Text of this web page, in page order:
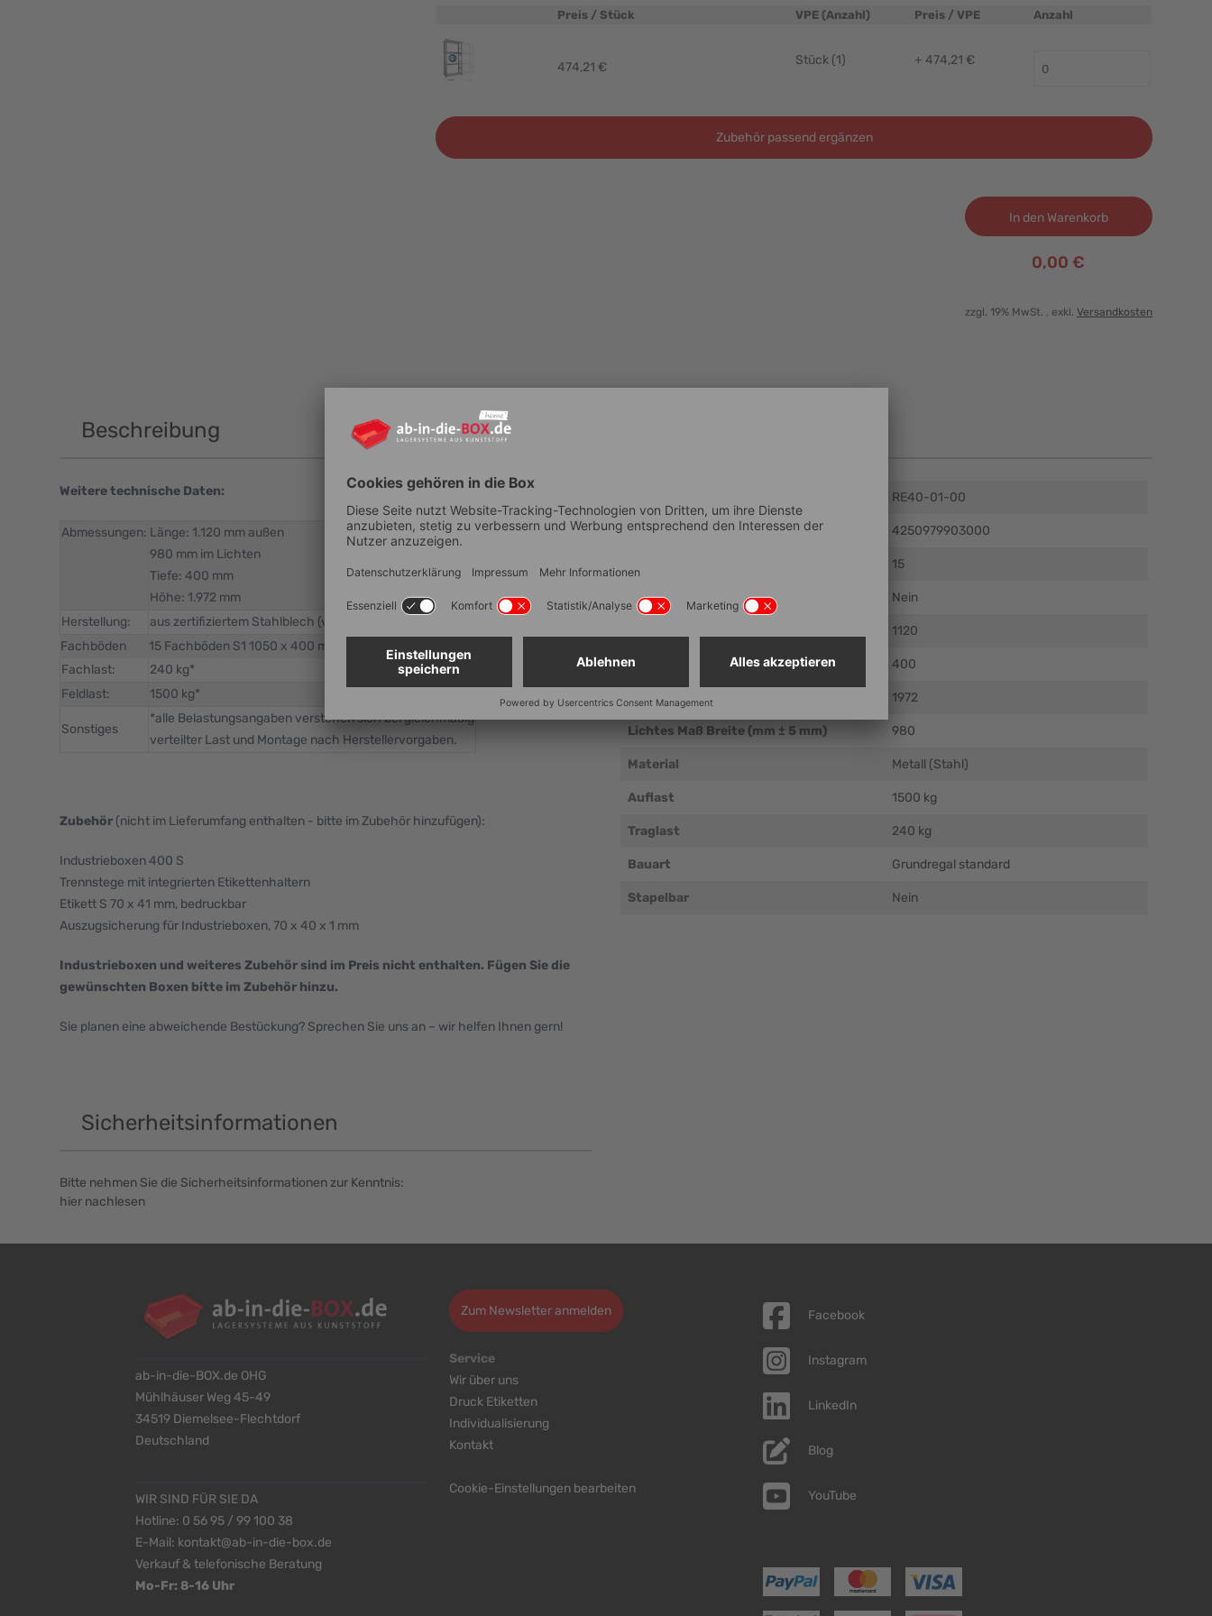
Preis / Stück VPE (Anzahl) Preis / VPE Anzahl
474,21 € Stück (1) + 474,21 €
Zubehör passend ergänzen
In den Warenkorb
0,00 €
zzgl. 19% MwSt. , exkl. Versandkosten
Beschreibung
Weitere technische Daten:
Abmessungen: Länge: 1.120 mm außen
980 mm im Lichten
Tiefe: 400 mm
Höhe: 1.972 mm
Herstellung:
aus zertifiziertem Stahlblech (verzinkt)
Fachböden
15 Fachböden S1 1050 x 400 mm
Fachlast:
240 kg*
Feldlast:
1500 kg*
Sonstiges
*alle Belastungsangaben verstehen sich bei gleichmäßig
verteilter Last und Montage nach Herstellervorgaben.
Zubehör (nicht im Lieferumfang enthalten - bitte im Zubehör hinzufügen):
Industrieboxen 400 S
Trennstege mit integrierten Etikettenhaltern
Etikett S 70 x 41 mm, bedruckbar
Auszugsicherung für Industrieboxen, 70 x 40 x 1 mm
Industrieboxen und weiteres Zubehör sind im Preis nicht enthalten. Fügen Sie die
gewünschten Boxen bitte im Zubehör hinzu.
Sie planen eine abweichende Bestückung? Sprechen Sie uns an – wir helfen Ihnen gern!
RE40-01-00
EAN 4250979903000
15
Lebensmittelechtheit Nein
1120
Außenmaß Tiefe (mm ± 5 mm) 400
Außenmaß Höhe (mm ± 5 mm) 1972
Lichtes Maß Breite (mm ± 5 mm) 980
Material Metall (Stahl)
Auflast 1500 kg
Traglast 240 kg
Bauart Grundregal standard
Stapelbar Nein
Sicherheitsinformationen
Bitte nehmen Sie die Sicherheitsinformationen zur Kenntnis:
hier nachlesen
ab-in-die-BOX.de OHG
Mühlhäuser Weg 45-49
34519 Diemelsee-Flechtdorf
Deutschland
WIR SIND FÜR SIE DA
Hotline: 0 56 95 / 99 100 38
E-Mail: kontakt@ab-in-die-box.de
Verkauf & telefonische Beratung
Mo-Fr: 8-16 Uhr
Zum Newsletter anmelden
Service
Wir über uns
Druck Etiketten
Individualisierung
Kontakt
Cookie-Einstellungen bearbeiten
Facebook
Instagram
LinkedIn
Blog
YouTube